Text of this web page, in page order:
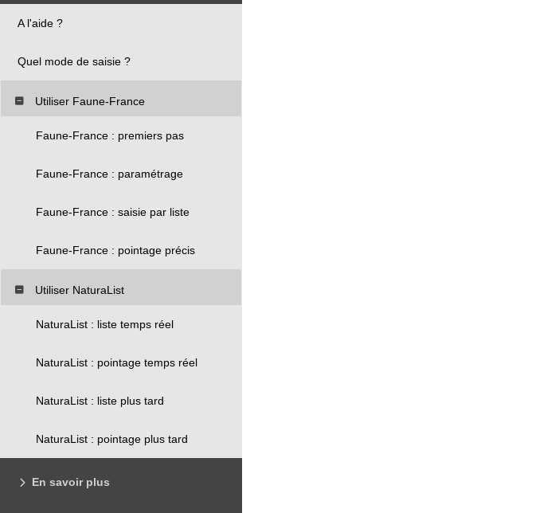
A l'aide ?
Quel mode de saisie ?
Utiliser Faune-France
Faune-France : premiers pas
Faune-France : paramétrage
Faune-France : saisie par liste
Faune-France : pointage précis
Utiliser NaturaList
NaturaList : liste temps réel
NaturaList : pointage temps réel
NaturaList : liste plus tard
NaturaList : pointage plus tard
En savoir plus